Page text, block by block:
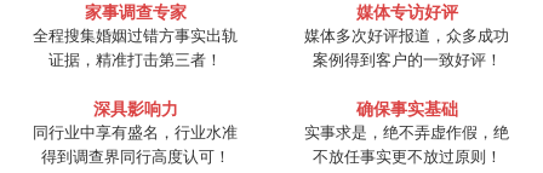
家事调查专家
全程搜集婚姻过错方事实出轨
证据，精准打击第三者！
媒体专访好评
媒体多次好评报道，众多成功
案例得到客户的一致好评！
深具影响力
同行业中享有盛名，行业水准
得到调查界同行高度认可！
确保事实基础
实事求是，绝不弄虚作假，绝
不放任事实更不放过原则！